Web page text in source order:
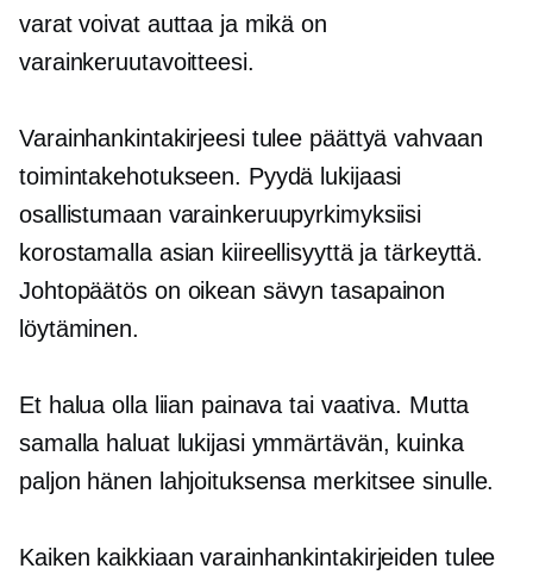
varat voivat auttaa ja mikä on
varainkeruutavoitteesi.
Varainhankintakirjeesi tulee päättyä vahvaan
toimintakehotukseen. Pyydä lukijaasi
osallistumaan varainkeruupyrkimyksiisi
korostamalla asian kiireellisyyttä ja tärkeyttä.
Johtopäätös on oikean sävyn tasapainon
löytäminen.
Et halua olla liian painava tai vaativa. Mutta
samalla haluat lukijasi ymmärtävän, kuinka
paljon hänen lahjoituksensa merkitsee sinulle.
Kaiken kaikkiaan varainhankintakirjeiden tulee